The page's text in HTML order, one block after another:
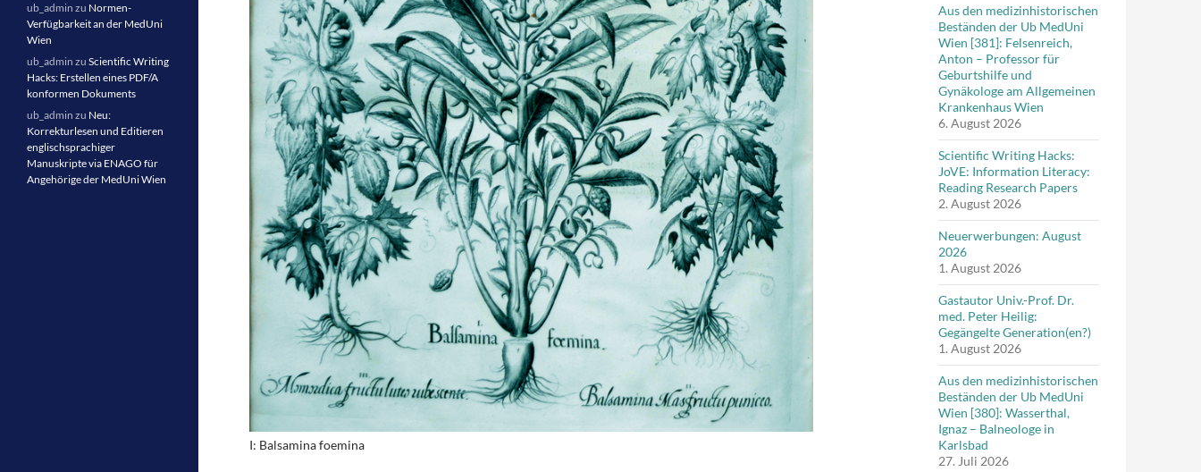
I: Balsamina foemina
Aus den medizinhistorischen
Beständen der Ub MedUni
Wien [381]: Felsenreich,
Anton – Professor für
Geburtshilfe und
Gynäkologe am Allgemeinen
Krankenhaus Wien
6. August 2026
Scientific Writing Hacks:
JoVE: Information Literacy:
Reading Research Papers
2. August 2026
Neuerwerbungen: August
2026
1. August 2026
Gastautor Univ.-Prof. Dr.
med. Peter Heilig:
Gegängelte Generation(en?)
1. August 2026
Aus den medizinhistorischen
Beständen der Ub MedUni
Wien [380]: Wasserthal,
Ignaz – Balneologe in
Karlsbad
27. Juli 2026
ub_admin zu Normen-
Verfügbarkeit an der MedUni
Wien
ub_admin zu Scientific Writing
Hacks: Erstellen eines PDF/A
konformen Dokuments
ub_admin zu Neu:
Korrekturlesen und Editieren
englischsprachiger
Manuskripte via ENAGO für
Angehörige der MedUni Wien